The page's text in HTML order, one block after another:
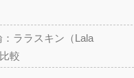
：ララスキン（Lala
較